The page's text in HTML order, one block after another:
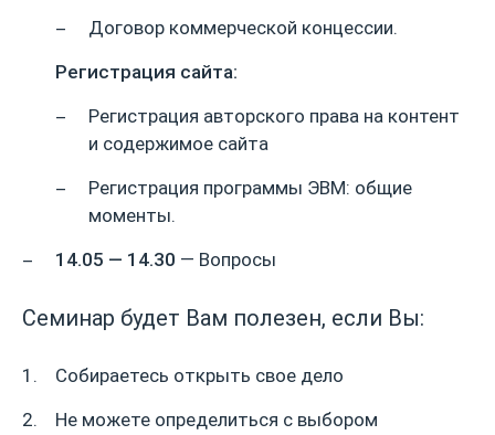
Договор коммерческой концессии.
Регистрация сайта:
Регистрация авторского права на контент
и содержимое сайта
Регистрация программы ЭВМ: общие
моменты.
14.05 — 14.30 — Вопросы
Семинар будет Вам полезен, если Вы:
Собираетесь открыть свое дело
Не можете определиться с выбором